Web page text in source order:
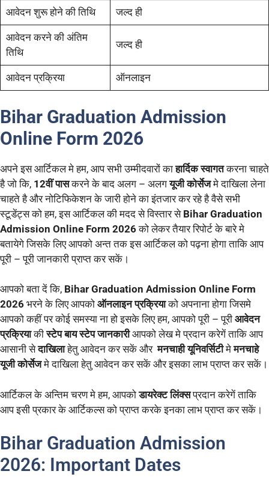
आवेदन शुरू होने की तिथि जल्द ही
आवेदन करने की अंतिम
तिथि
जल्द ही
आवेदन प्रक्रिया ऑनलाइन
Bihar Graduation Admission
Online Form 2026
अपने इस आर्टिकल मे हम, आप सभी उम्मीदवारों काहार्दिक स्वागतकरना चाहते
है जो कि, 12वीं पासकरने के बाद अलग – अलगयूजी कोर्सेजमे दाखिला लेना
चाहते है और नोटिफिकेशन के जारी होने का इंतजार कर रहे है वैसे सभी
स्टूडेंट्स को हम, इस आर्टिकल की मदद से विस्तार से Bihar Graduation
Admission Online Form 2026को लेकर तैयार रिपोर्ट के बारे मे
बतायेगे जिसके लिए आपको अन्त तक इस आर्टिकल को पढ़ना होगा ताकि आप
पूरी – पूरी जानकारी प्राप्त कर सकें।
आपको बता दें कि, Bihar Graduation Admission Online Form
2026 भरने के लिए आपको ऑनलाइन प्रक्रियाको अपनाना होगा जिसमे
आपको कहीं पर कोई समस्या ना हो इसके लिए हम, आपको पूरी – पूरी आवेदन
प्रक्रियाकीस्टेप बाय स्टेप जानकारीआपको लेख मे प्रदान करेगें ताकि आप
आसानी सेदाखिलाहेतु आवेदन कर सकें औरमनचाही यूनिवर्सिटीमेमनचाहे
यूजी कोर्सेजमे दाखिला हेतु आवेदन कर सकें और इसका लाभ प्राप्त कर सकें।
आर्टिकल के अन्तिम चरण मे हम, आपकोडायरेक्ट लिंक्सप्रदान करेगें ताकि
आप इसी प्रकार के आर्टिकल्स को प्राप्त करके इनका लाभ प्राप्त कर सकें।
Bihar Graduation Admission
2026: Important Dates